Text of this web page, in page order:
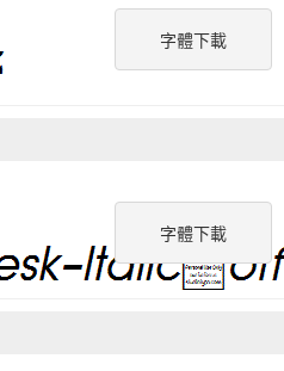
字體下載
字體下載